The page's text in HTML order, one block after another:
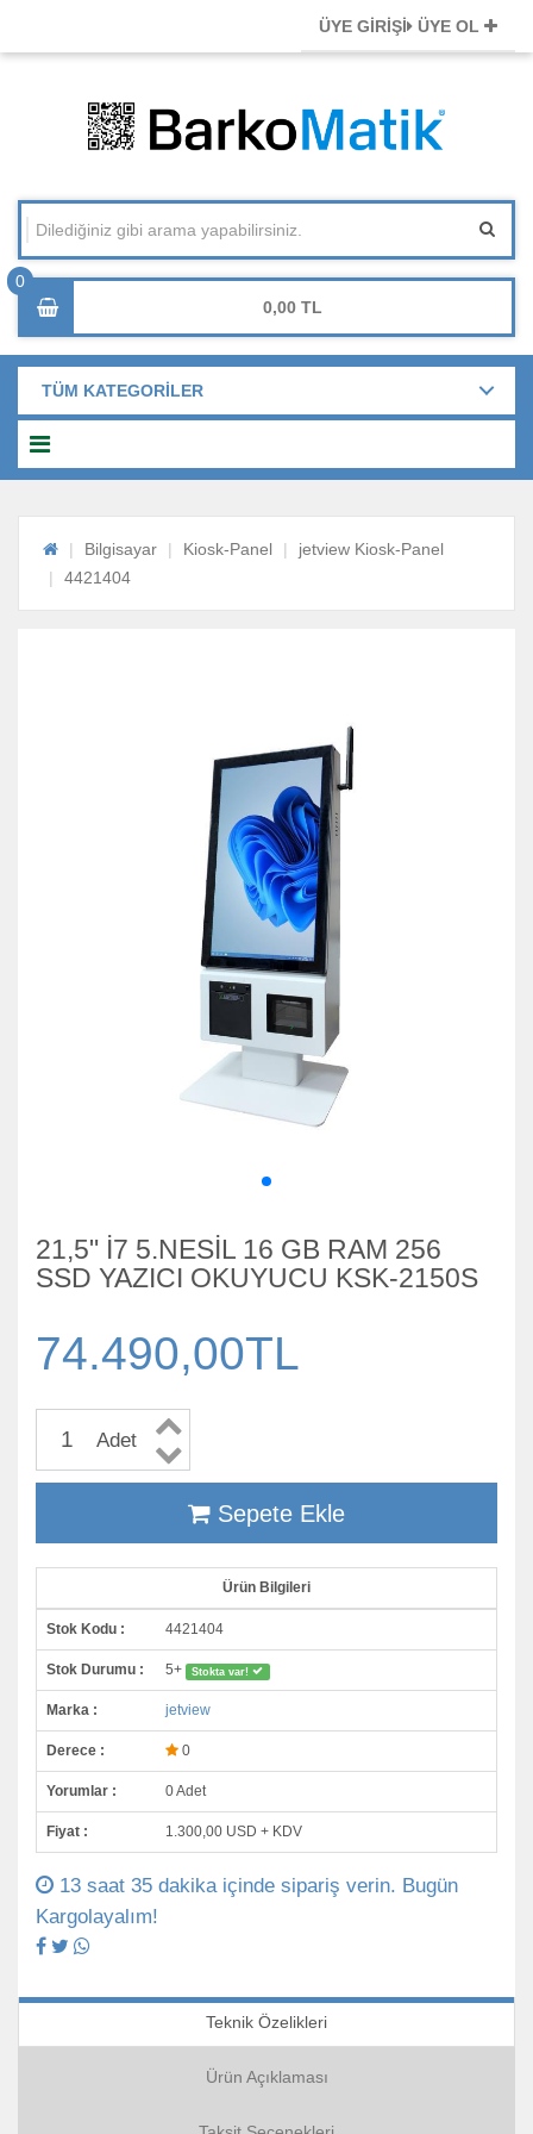
ÜYE GİRİŞİ ÜYE OL
0,00
TÜM KATEGORİLER
Bilgisayar Kiosk-Panel
jetview Kiosk-Panel
4421404
21,5" İ7 5.NESİL 16 GB RAM 256
SSD YAZICI OKUYUCU KSK-2150S
74.490,00TL
Adet
Sepete Ekle
Ürün Bilgileri
Stok Kodu : 4421404
Stok Durumu : 5+ Stokta var!
Marka : jetview
Derece : 0
Yorumlar : 0 Adet
Fiyat : 1.300,00 USD + KDV
13 saat 35 dakika içinde sipariş verin. Bugün
Kargolayalım!
Teknik Özelikleri
Ürün Açıklaması